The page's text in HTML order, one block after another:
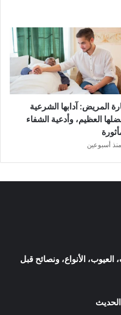
المريض: آدابها الشرعية
العظيم، وأدعية الشفاء
منذ أسبوعين
الأنواع، ونصائح قبل